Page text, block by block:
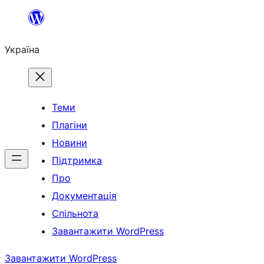
Перейти
вмісту
Україна
Теми
Плагіни
Новини
Підтримка
Про
Документація
Спільнота
Завантажити WordPress
Завантажити WordPress